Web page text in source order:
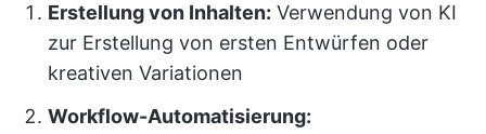
Erstellung von Inhalten: Verwendung von KI
zur Erstellung von ersten Entwürfen oder
kreativen Variationen
Workflow-Automatisierung: